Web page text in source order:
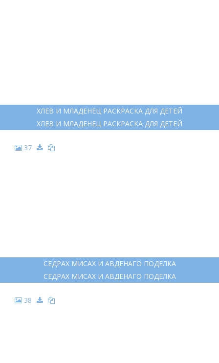
ХЛЕВ И МЛАДЕНЕЦ РАСКРАСКА ДЛЯ ДЕТЕЙ
ХЛЕВ И МЛАДЕНЕЦ РАСКРАСКА ДЛЯ ДЕТЕЙ
37
СЕДРАХ МИСАХ И АВДЕНАГО ПОДЕЛКА
СЕДРАХ МИСАХ И АВДЕНАГО ПОДЕЛКА
38